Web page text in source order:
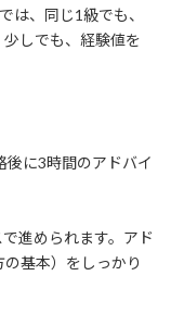
は、同じ1級でも、
しでも、経験値を
に3時間のアドバイ
進められます。アド
基本）をしっかり